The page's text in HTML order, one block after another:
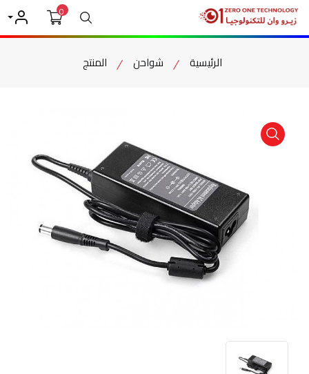
بحث0
حسابي
الرئيسية شواحن المنتج
item view